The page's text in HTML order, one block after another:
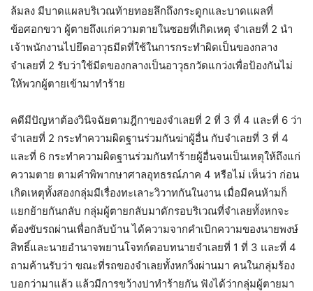
ล้มลง มีบาดแผลบริเวณท้ายทอยลึกถึงกระดูกและบาดแผลที่
ข้อศอกขวา ผู้ตายถึงแก่ความตายในซอยที่เกิดเหตุ จำเลยที่ 2 นำ
เจ้าพนักงานไปยึดอาวุธมีดที่ใช้ในการกระทำผิดเป็นของกลาง
จำเลยที่ 2 รับว่าใช้มีดของกลางเป็นอาวุธกวัดแกว่งเพื่อป้องกันไม่
ให้พวกผู้ตายเข้ามาทำร้าย
คดีมีปัญหาต้องวินิจฉัยตามฎีกาของจำเลยที่ 2 ที่ 3 ที่ 4 และที่ 6 ว่า
จำเลยที่ 2 กระทำความผิดฐานร่วมกันฆ่าผู้อื่น กับจำเลยที่ 3 ที่ 4
และที่ 6 กระทำความผิดฐานร่วมกันทำร้ายผู้อื่นจนเป็นเหตุให้ถึงแก่
ความตาย ตามคำพิพากษาศาลอุทธรณ์ภาค 4 หรือไม่ เห็นว่า ก่อน
เกิดเหตุทั้งสองกลุ่มมีเรื่องทะเลาะวิวาทกันในงาน เมื่อมีคนห้ามก็
แยกย้ายกันกลับ กลุ่มผู้ตายกลับมาดักรอบริเวณที่จำเลยทั้งหกจะ
ต้องขับรถผ่านเพื่อกลับบ้าน ได้ความจากคำเบิกความของนายพงษ์
สิทธิ์และนายอำนาจพยานโจทก์ตอบทนายจำเลยที่ 1 ที่ 3 และที่ 4
ถามค้านรับว่า ขณะที่รถของจำเลยทั้งหกวิ่งผ่านมา คนในกลุ่มร้อง
บอกว่ามาแล้ว แล้วมีการขว้างปาทำร้ายกัน ฟังได้ว่ากลุ่มผู้ตายมา